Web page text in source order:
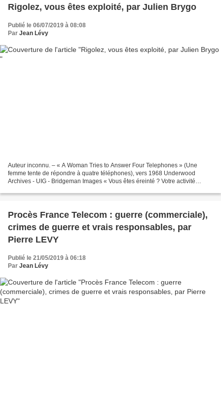
Rigolez, vous êtes exploité, par Julien Brygo
Publié le 06/07/2019 à 08:08
Par Jean Lévy
Auteur inconnu. – « A Woman Tries to Answer Four Telephones » (Une
femme tente de répondre à quatre téléphones), vers 1968 Underwood
Archives - UIG - Bridgeman Images « Vous êtes éreinté ? Votre activité
Procès France Telecom : guerre (commerciale),
crimes de guerre et vrais responsables, par
Pierre LEVY
Publié le 21/05/2019 à 06:18
Par Jean Lévy